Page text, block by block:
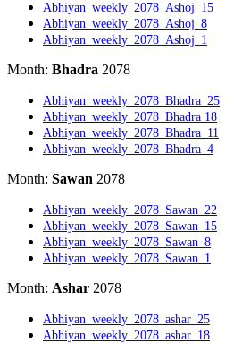
Abhiyan_weekly_2078_Ashoj_15
Abhiyan_weekly_2078_Ashoj_8
Abhiyan_weekly_2078_Ashoj_1
Month: Bhadra 2078
Abhiyan_weekly_2078_Bhadra_25
Abhiyan_weekly_2078_Bhadra 18
Abhiyan_weekly_2078_Bhadra_11
Abhiyan_weekly_2078_Bhadra_4
Month: Sawan 2078
Abhiyan_weekly_2078_Sawan_22
Abhiyan_weekly_2078_Sawan_15
Abhiyan_weekly_2078_Sawan_8
Abhiyan_weekly_2078_Sawan_1
Month: Ashar 2078
Abhiyan_weekly_2078_ashar_25
Abhiyan_weekly_2078_ashar_18